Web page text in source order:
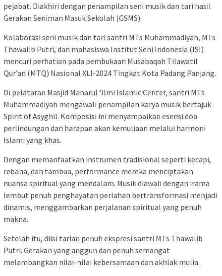
pejabat. Diakhiri dengan penampilan seni musik dan tari hasil
Gerakan Seniman Masuk Sekolah (GSMS).
Kolaborasi seni musik dan tari santri MTs Muhammadiyah, MTs
Thawalib Putri, dan mahasiswa Institut Seni Indonesia (ISI)
mencuri perhatian pada pembukaan Musabaqah Tilawatil
Qur’an (MTQ) Nasional XLI-2024 Tingkat Kota Padang Panjang.
Di pelataran Masjid Manarul ‘Ilmi Islamic Center, santri MTs
Muhammadiyah mengawali penampilan karya musik bertajuk
Spirit of Asyghil. Komposisi ini menyampaikan esensi doa
perlindungan dan harapan akan kemuliaan melalui harmoni
Islami yang khas.
Dengan memanfaatkan instrumen tradisional seperti kecapi,
rebana, dan tambua, performance mereka menciptakan
nuansa spiritual yang mendalam. Musik diawali dengan irama
lembut penuh penghayatan perlahan bertransformasi menjadi
dinamis, menggambarkan perjalanan spiritual yang penuh
makna.
Setelah itu, diisi tarian penuh ekspresi santri MTs Thawalib
Putri. Gerakan yang anggun dan penuh semangat
melambangkan nilai-nilai kebersamaan dan akhlak mulia.